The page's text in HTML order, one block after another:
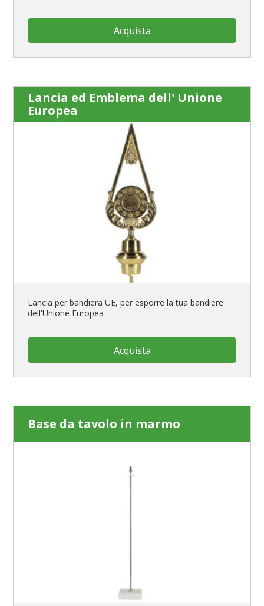
Acquista
Lancia ed Emblema dell' Unione
Europea
Lancia per bandiera UE, per esporre la tua bandiere
dell'Unione Europea
Acquista
Base da tavolo in marmo